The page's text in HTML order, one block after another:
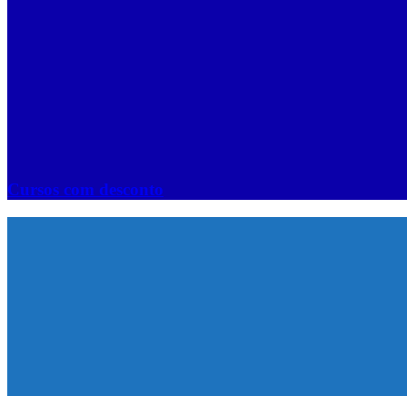
Cursos com desconto